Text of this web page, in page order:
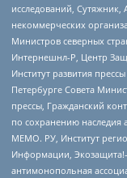
исследований,
некоммерческих
Министров северных
Интернешнл-Р, Центр
Институт развития
Петербурге Совета
прессы, Гражданский
по сохранению наследия
МЕМО. РУ, Институт
Информации,
антимонопольная